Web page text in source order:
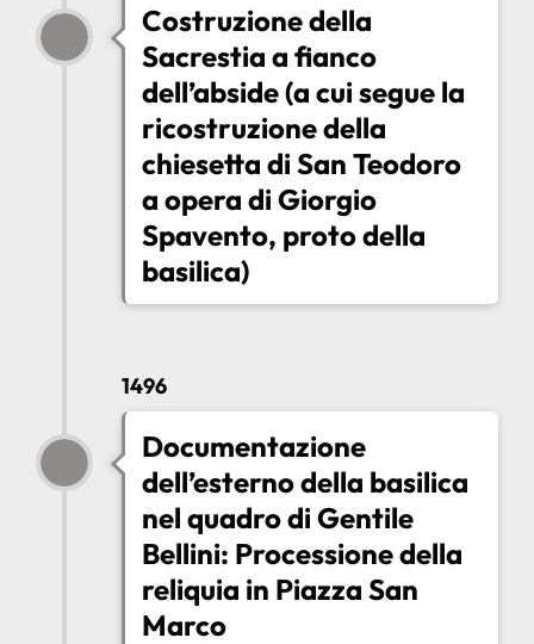
Costruzione della
Sacrestia a fianco
dell’abside (a cui segue la
ricostruzione della
chiesetta di San Teodoro
a opera di Giorgio
Spavento, proto della
basilica)
1496
Documentazione
dell’esterno della basilica
nel quadro di Gentile
Bellini: Processione della
reliquia in Piazza San
Marco